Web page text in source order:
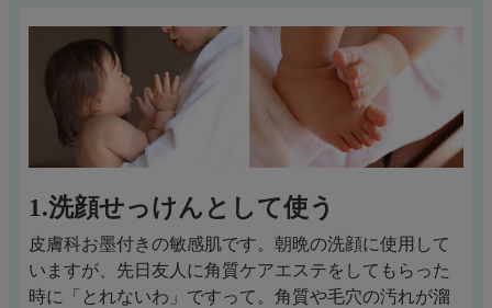
1.洗顔せっけんとして使う
皮膚科お墨付きの敏感肌です。朝晩の洗顔に使用して
いますが、先日友人に角質ケアエステをしてもらった
時に「とれないわ」ですって。角質や毛穴の汚れが溜